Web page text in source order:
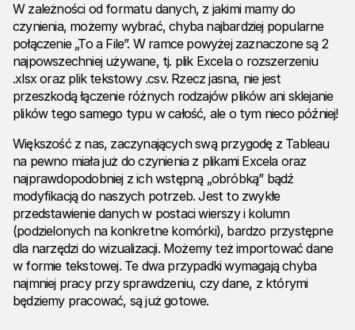
W zależności od formatu danych, z jakimi mamy do
czynienia, możemy wybrać, chyba najbardziej popularne
połączenie „To a File”. W ramce powyżej zaznaczone są 2
najpowszechniej używane, tj. plik Excela o rozszerzeniu
.xlsx oraz plik tekstowy .csv. Rzecz jasna, nie jest
przeszkodą łączenie różnych rodzajów plików ani sklejanie
plików tego samego typu w całość, ale o tym nieco później!
Większość z nas, zaczynających swą przygodę z Tableau
na pewno miała już do czynienia z plikami Excela oraz
najprawdopodobniej z ich wstępną „obróbką” bądź
modyfikacją do naszych potrzeb. Jest to zwykłe
przedstawienie danych w postaci wierszy i kolumn
(podzielonych na konkretne komórki), bardzo przystępne
dla narzędzi do wizualizacji. Możemy też importować dane
w formie tekstowej. Te dwa przypadki wymagają chyba
najmniej pracy przy sprawdzeniu, czy dane, z którymi
będziemy pracować, są już gotowe.